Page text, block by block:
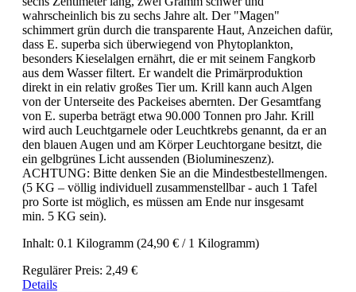
wahrscheinlich bis zu sechs Jahre alt. Der "Magen"
schimmert grün durch die transparente Haut, Anzeichen dafür,
dass E. superba sich überwiegend von Phytoplankton,
besonders Kieselalgen ernährt, die er mit seinem Fangkorb
aus dem Wasser filtert. Er wandelt die Primärproduktion
direkt in ein relativ großes Tier um. Krill kann auch Algen
von der Unterseite des Packeises abernten. Der Gesamtfang
von E. superba beträgt etwa 90.000 Tonnen pro Jahr. Krill
wird auch Leuchtgarnele oder Leuchtkrebs genannt, da er an
den blauen Augen und am Körper Leuchtorgane besitzt, die
ein gelbgrünes Licht aussenden (Biolumineszenz).
ACHTUNG: Bitte denken Sie an die Mindestbestellmengen.
(5 KG – völlig individuell zusammenstellbar - auch 1 Tafel
pro Sorte ist möglich, es müssen am Ende nur insgesamt
min. 5 KG sein).
Inhalt: 0.1 Kilogramm (24,90 € / 1 Kilogramm)
Regulärer Preis: 2,49 €
Details